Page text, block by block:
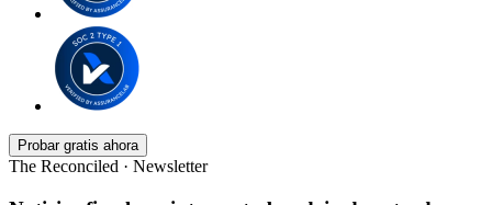
Probar gratis ahora
The Reconciled · Newsletter